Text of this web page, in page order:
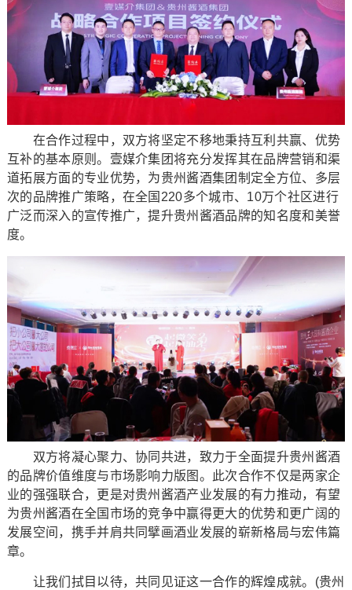
在合作过程中，双方将坚定不移地秉持互利共赢、优势
互补的基本原则。壹媒介集团将充分发挥其在品牌营销和渠
道拓展方面的专业优势，为贵州酱酒集团制定全方位、多层
次的品牌推广策略，在全国220多个城市、10万个社区进行
广泛而深入的宣传推广，提升贵州酱酒品牌的知名度和美誉
度。
双方将凝心聚力、协同共进，致力于全面提升贵州酱酒
的品牌价值维度与市场影响力版图。此次合作不仅是两家企
业的强强联合，更是对贵州酱酒产业发展的有力推动，有望
为贵州酱酒在全国市场的竞争中赢得更大的优势和更广阔的
发展空间，携手并肩共同擘画酒业发展的崭新格局与宏伟篇
章。
让我们拭目以待，共同见证这一合作的辉煌成就。(贵州